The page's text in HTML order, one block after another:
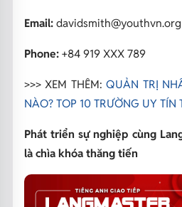
Email:davidsmith@youthvn.org
Phone:+84 919 XXX 789
>>> XEM THÊM: QUẢN TRỊ
NÀO? TOP 10 TRƯỜNG UY TÍN
Phát triển sự nghiệp cùng
là chìa khóa thăng tiến